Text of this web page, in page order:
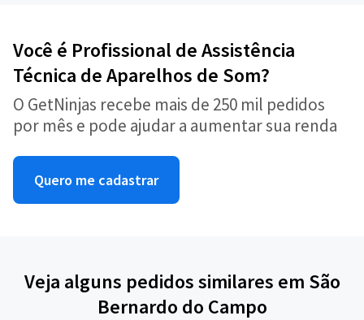
Você é Profissional de Assistência
Técnica de Aparelhos de Som?
O GetNinjas recebe mais de 250 mil pedidos
por mês e pode ajudar a aumentar sua renda
Quero me cadastrar
Veja alguns pedidos similares em São
Bernardo do Campo